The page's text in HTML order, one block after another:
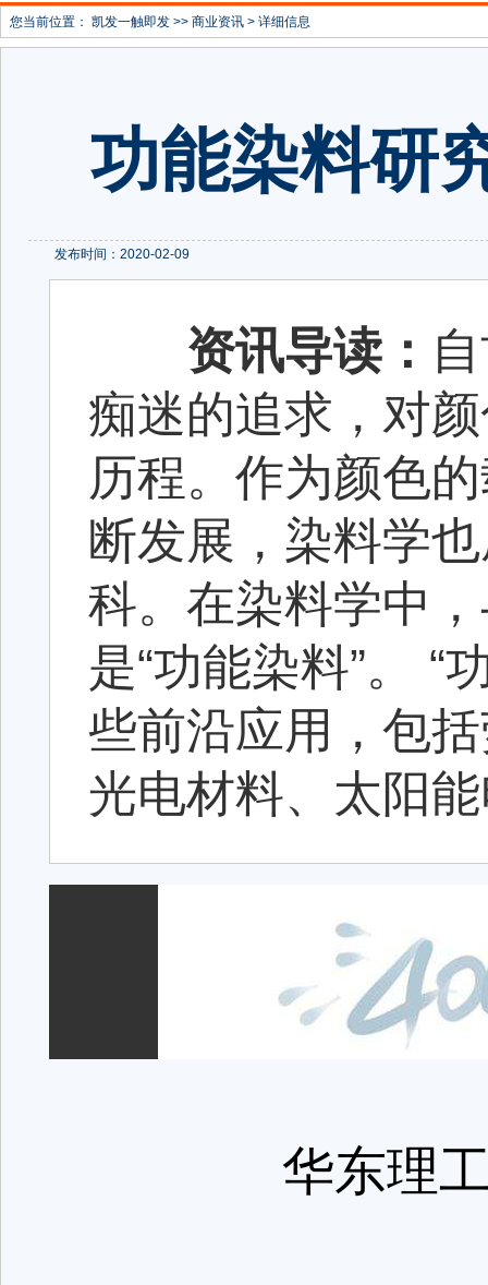
您当前位置： 凯发一触即发 >> 商业资讯 > 详细信息
功能染料研
发布时间：2020-02-09
资讯导读：
痴迷的追求，对
历程。作为颜色
断发展，染料学
科。在染料学中
是“功能染料”。 “
些前沿应用，包
光电材料、太阳
华东理